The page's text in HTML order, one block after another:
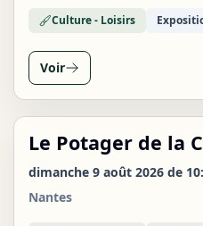
Culture - Loisirs
Voir
DIM
09
AOÛT
Le Potager de la
dimanche 9 août 2026 de
Nantes